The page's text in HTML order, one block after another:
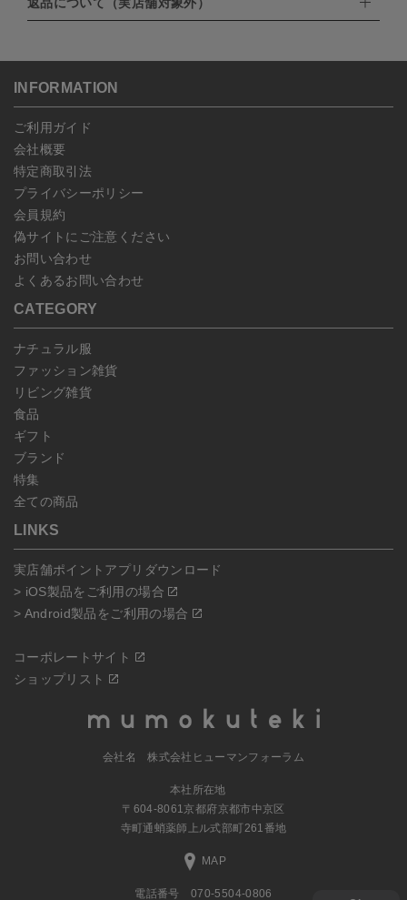
・PayPay
・NP後払い
北海道：1,400円
沖縄：1,400円
ご注文日当日から翌日のAM9:00までにご連絡頂いた場合はキャン
セルは可能です。
ンセルしていただいた後、ご希望の商品のみ再度ご注文お願いしま
予約商品など一部キャンセルが出来ない場合がございます。あらか
じめご了承ください。
こちらよりご依頼ください。
INFORMATION
ご利用ガイド
会社概要
特定商取引法
プライバシーポリシー
会員規約
偽サイトにご注意ください
お問い合わせ
よくあるお問い合わせ
CATEGORY
ナチュラル服
ファッション雑貨
リビング雑貨
食品
ギフト
ブランド
特集
全ての商品
LINKS
実店舗ポイントアプリダウンロード
> iOS製品をご利用の場合
> Android製品をご利用の場合
コーポレートサイト
ショップリスト
会社名 株式会社ヒューマンフォーラム
本社所在地
〒604-8061京都府京都市中京区
寺町通蛸薬師上ル式部町261番地
MAP
電話番号 070-5504-0806